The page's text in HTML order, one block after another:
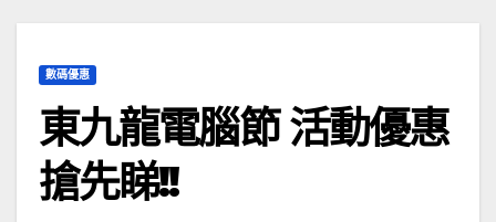
數碼優惠
東九龍電腦節 活動優惠
搶先睇!!